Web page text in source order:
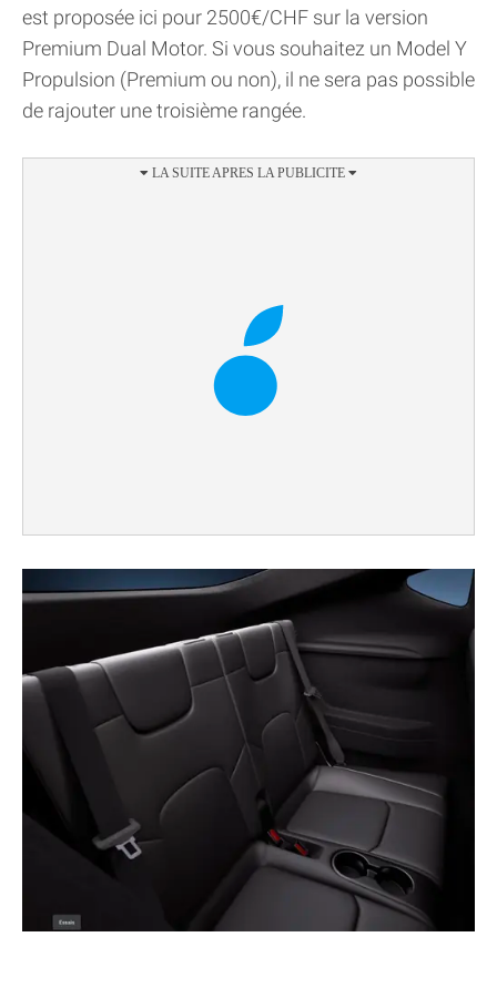
est proposée ici pour 2500€/CHF sur la version
Premium Dual Motor. Si vous souhaitez un Model Y
Propulsion (Premium ou non), il ne sera pas possible
de rajouter une troisième rangée.